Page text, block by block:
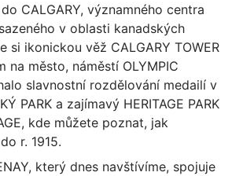
CALGARY, významného centra
v oblasti kanadských
si ikonickou věž CALGARY TOWER
na město, náměstí OLYMPIC
slavnostní rozdělování medailí v
PARK a zajímavý HERITAGE PARK
kde můžete poznat, jak
r. 1915.
který dnes navštívíme, spojuje